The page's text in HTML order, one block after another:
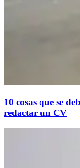
10 cosas que se
redactar un CV